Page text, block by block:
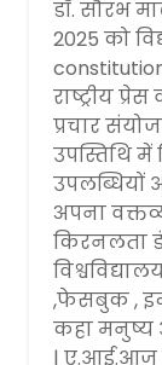
डॉ. सौरभ
2025 को
राष्ट्रीय
प्रचार
उपस्तिथि में
उपलब्धियों
अपना
किरनलता
,फेसबुक ,
कहा मनुष्य
| ए.आई.आज